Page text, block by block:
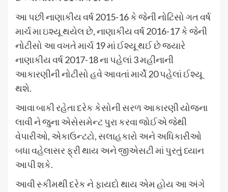
આ પછી નાણાકીય વર્ષ 2015-16 કે જેની નોટિસો ગત વર્ષ
માર્ચ મા ઇશ્યૂ થયેલ છે, નાણાકીય વર્ષ 2016-17 કે જેની
નોટીસો આ વખતે માર્ચ 19 માં ઈશ્યૂ થઈ છે જ્યારે
નાણાકીય વર્ષ 2017-18 ના પહેલાં 3 મહીનાની
આકારણીની નોટીસો હવે આવતાં માર્ચે 20 પહેલાં ઈશ્યૂ
થશે.
આવા બાકી રહેતા દરેક કેસોની સરળ આકારણી યોજના
લાવી ને જુના એસેસમેન્ટ પુરા કરવા જોઈએ જેથી
વેપારીઓ, એકાઉન્ટટો, સલાહકારો અને અધિકારીઓ
બધા વહેલાસર ફ્રી થાય અને જીએસટી માં પુરતું ધ્યાન
આપી શકે.
આવી સ્કીમથી દરેક ને ફાયદો થાય એમ હોય આ અંગે